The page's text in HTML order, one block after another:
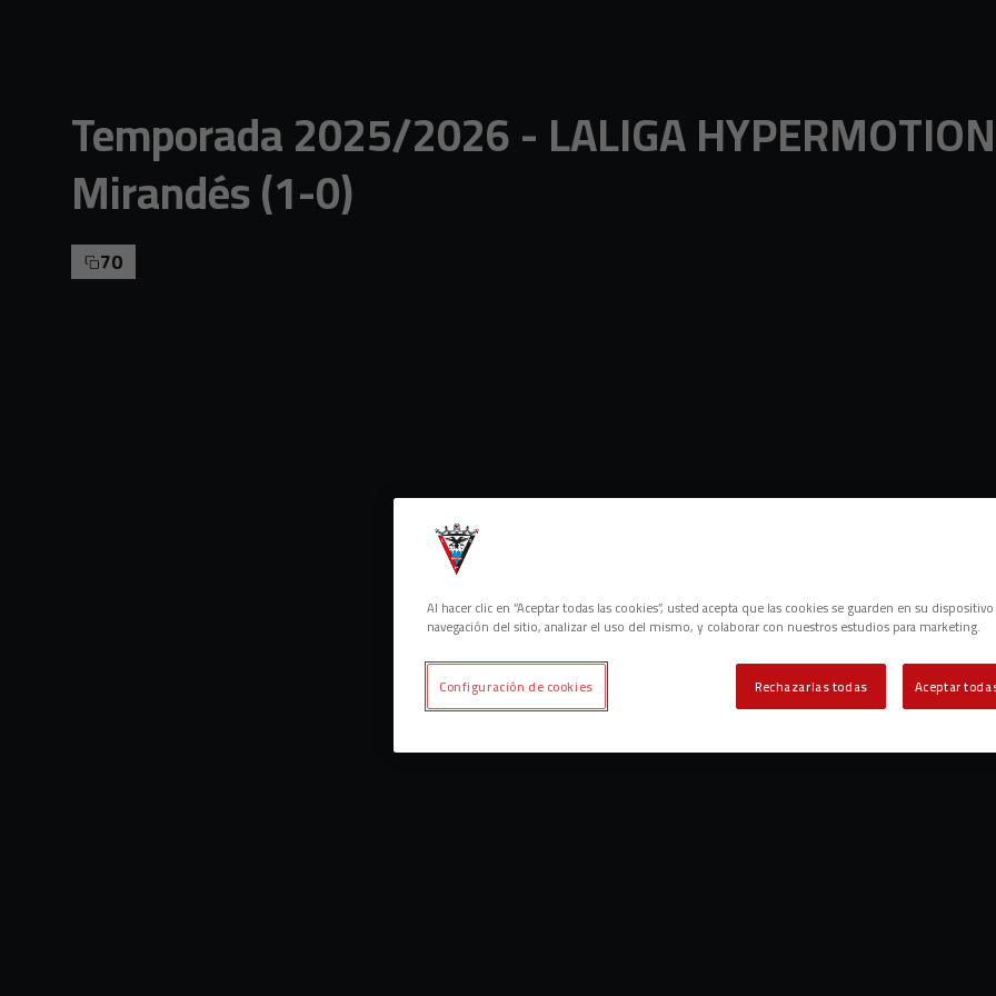
Temporada 2025/2026 - LALIGA
Mirandés (1-0)
70
Al hacer clic en “Aceptar todas las cookies”, usted acepta que las cookies se guarden en su
navegación del sitio, analizar el uso del mismo, y colaborar con nuestros estudios para marketing.
Rechazarlas todas Aceptar
Configuración de cookies